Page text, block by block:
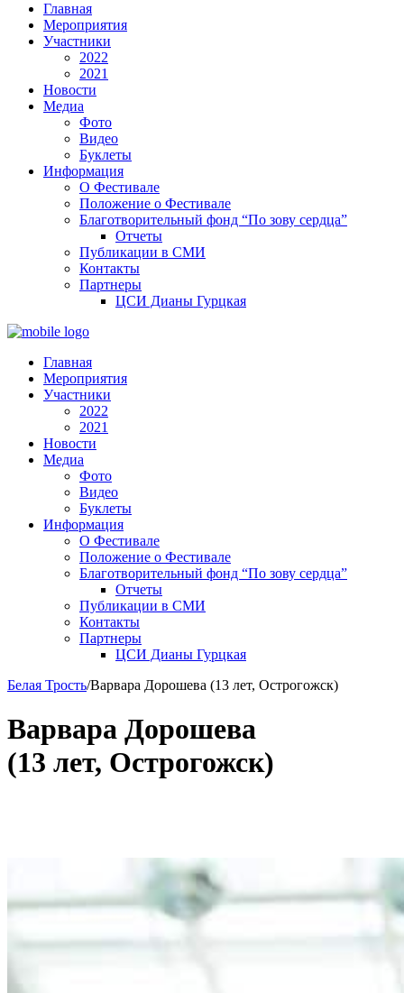
Главная
Мероприятия
Участники
2022
2021
Новости
Медиа
Фото
Видео
Буклеты
Информация
О Фестивале
Положение о Фестивале
Благотворительный фонд “По зову сердца”
Отчеты
Публикации в СМИ
Контакты
Партнеры
ЦСИ Дианы Гурцкая
Главная
Мероприятия
Участники
2022
2021
Новости
Медиа
Фото
Видео
Буклеты
Информация
О Фестивале
Положение о Фестивале
Благотворительный фонд “По зову сердца”
Отчеты
Публикации в СМИ
Контакты
Партнеры
ЦСИ Дианы Гурцкая
Белая Трость/Варвара Дорошева (13 лет, Острогожск)
Варвара Дорошева
(13 лет, Острогожск)